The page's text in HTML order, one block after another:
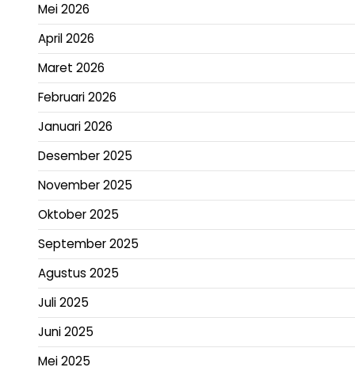
Mei 2026
April 2026
Maret 2026
Februari 2026
Januari 2026
Desember 2025
November 2025
Oktober 2025
September 2025
Agustus 2025
Juli 2025
Juni 2025
Mei 2025